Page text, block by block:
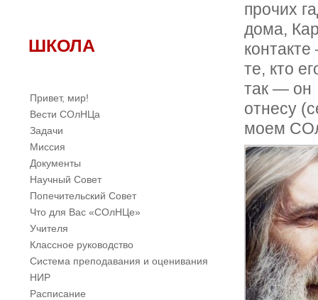
прочих
дома,
те, кто
так — он
отнесу
моем
ШКОЛА
Привет, мир!
Вести СОлНЦа
Задачи
Миссия
Документы
Научный Совет
Попечительский Совет
Что для Вас «СОлНЦе»
Учителя
Классное руководство
Система преподавания и оценивания
НИР
Расписание